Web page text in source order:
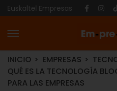
Euskaltel Empresas
INICIO EMPRESAS
QUÉ ES LA TECNOLOGÍA
PARA LAS EMPRESAS